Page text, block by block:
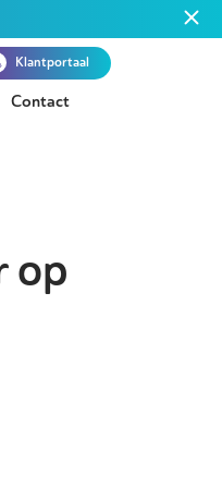
Klantportaal
Contact
op